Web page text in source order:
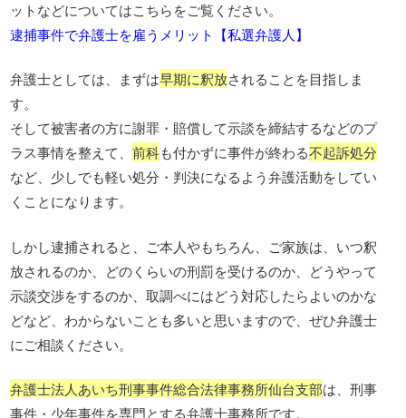
ットなどについてはこちらをご覧ください。
逮捕事件で弁護士を雇うメリット【私選弁護人】
弁護士としては、まずは早期に釈放されることを目指しま
す。
そして被害者の方に謝罪・賠償して示談を締結するなどのプ
ラス事情を整えて、前科も付かずに事件が終わる不起訴処分
など、少しでも軽い処分・判決になるよう弁護活動をしてい
くことになります。
しかし逮捕されると、ご本人やもちろん、ご家族は、いつ釈
放されるのか、どのくらいの刑罰を受けるのか、どうやって
示談交渉をするのか、取調べにはどう対応したらよいのかな
どなど、わからないことも多いと思いますので、ぜひ弁護士
にご相談ください。
弁護士法人あいち刑事事件総合法律事務所仙台支部は、刑事
事件・少年事件を専門とする弁護士事務所です。